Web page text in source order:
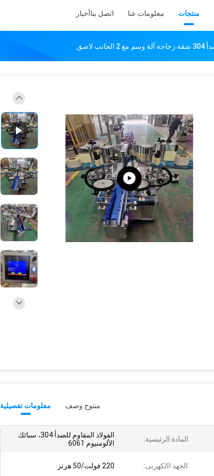
منتجات معلومات عنا اتصل بناأخبار
معلومات تفصيلية منتوج وصف
المادة الرئيسية:
الفولاذ المقاوم للصدأ 304، سبائك
الألومنيوم 6061
الجهد االكهربى: 220 فولت/50 هرتز